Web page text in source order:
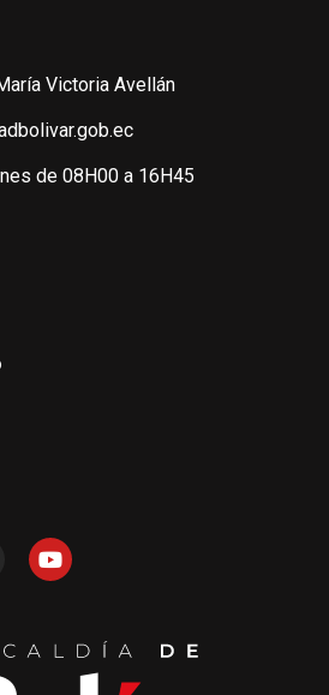
Victoria Avellán
de 08H00 a 16H45